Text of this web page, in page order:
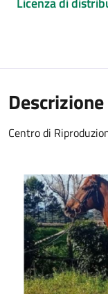
Descrizione
Centro di